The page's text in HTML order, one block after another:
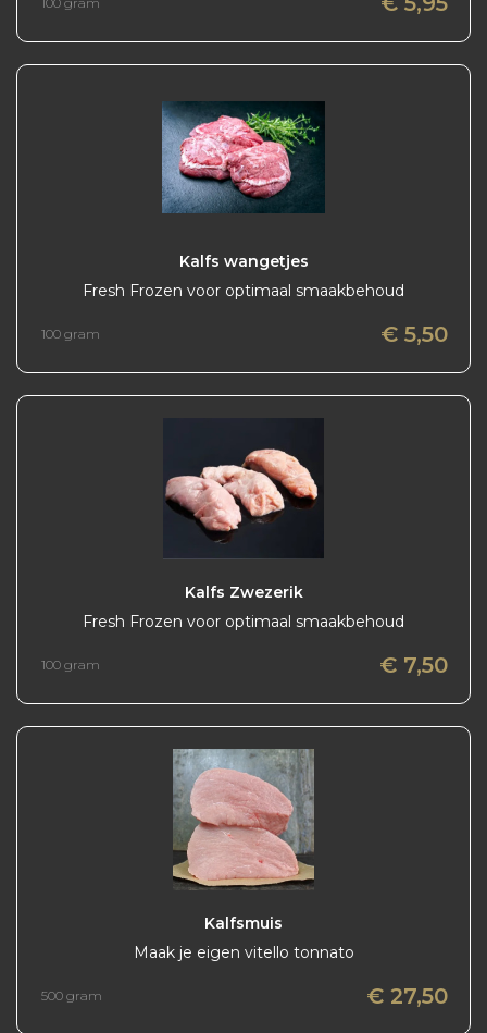
Kalfs wangetjes
Fresh Frozen voor optimaal smaakbehoud
€ 5,50
100 gram
Kalfs Zwezerik
Fresh Frozen voor optimaal smaakbehoud
€ 7,50
100 gram
Kalfsmuis
Maak je eigen vitello tonnato
€ 27,50
500 gram